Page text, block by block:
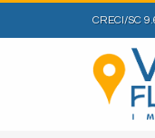
CRECI/SC